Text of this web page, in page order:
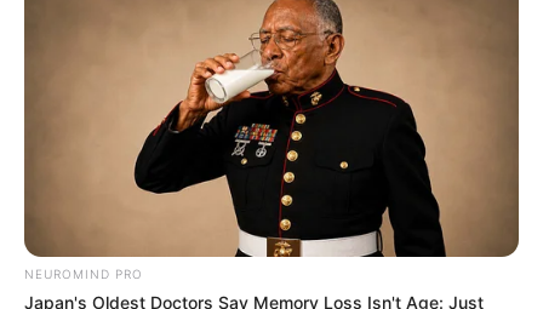
NEUROMIND PRO
Japan's Oldest Doctors Say Memory Loss Isn't Age: Just